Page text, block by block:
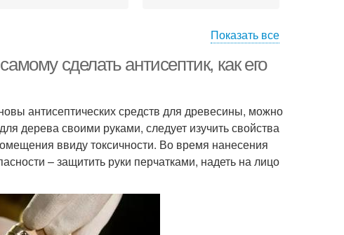
Показать все
сделать антисептик, как его
антисептических средств для древесины, можно
дерева своими руками, следует изучить свойства
ввиду токсичности. Во время нанесения
– защитить руки перчатками, надеть на лицо